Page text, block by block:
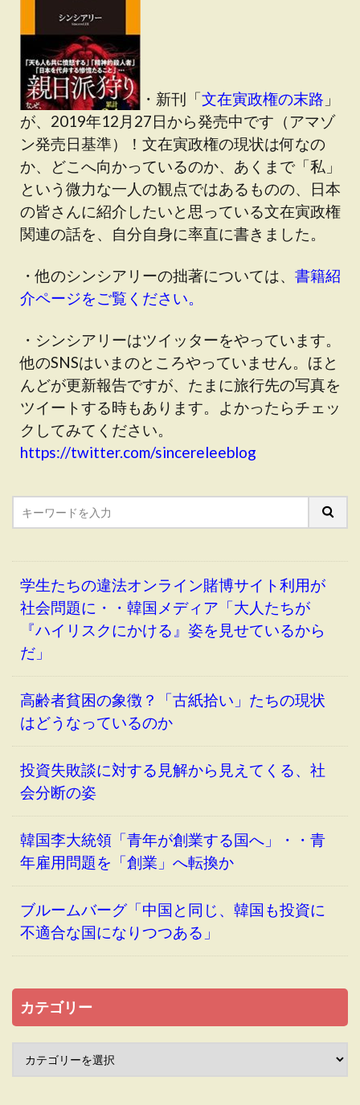
・新刊「文在寅政権の末路 」
が、2019年12月27日から発売中です（アマゾ
ン発売日基準）！文在寅政権の現状は何なの
か、どこへ向かっているのか、あくまで「私」
という微力な一人の観点ではあるものの、日本
の皆さんに紹介したいと思っている文在寅政権
関連の話を、自分自身に率直に書きました。
・他のシンシアリーの拙著については、 書籍紹
介ページをご覧ください。
・シンシアリーはツイッターをやっています。
他のSNSはいまのところやっていません。ほと
んどが更新報告ですが、たまに旅行先の写真を
ツイートする時もあります。よかったらチェッ
クしてみてください。
https://twitter.com/sincereleeblog
学生たちの違法オンライン賭博サイト利用が
社会問題に・・韓国メディア「大人たちが
『ハイリスクにかける』姿を見せているから
だ」
高齢者貧困の象徴？「古紙拾い」たちの現状
はどうなっているのか
投資失敗談に対する見解から見えてくる、社
会分断の姿
韓国李大統領「青年が創業する国へ」・・青
年雇用問題を「創業」へ転換か
ブルームバーグ「中国と同じ、韓国も投資に
不適合な国になりつつある」
カテゴリー